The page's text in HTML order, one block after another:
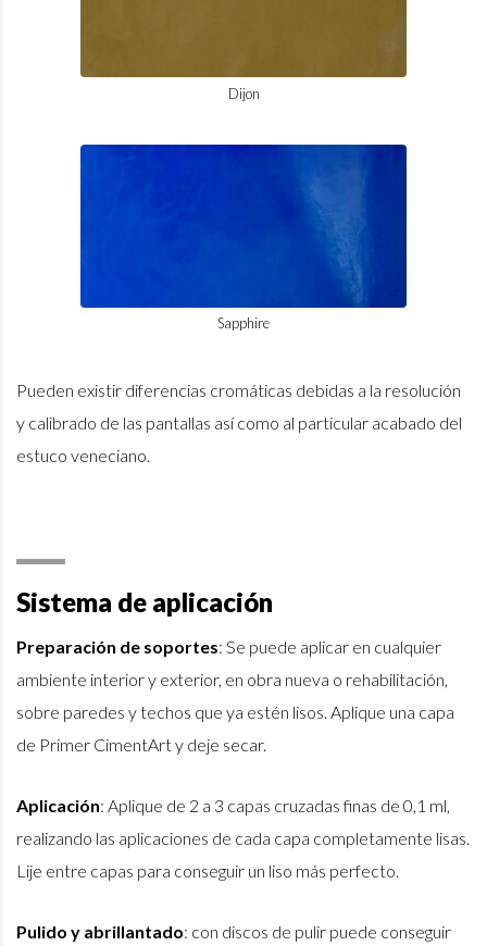
Dijon
Sapphire
Pueden existir diferencias cromáticas debidas a la resolución
y calibrado de las pantallas así como al particular acabado del
estuco veneciano.
Sistema de aplicación
Preparación de soportes: Se puede aplicar en cualquier
ambiente interior y exterior, en obra nueva o rehabilitación,
sobre paredes y techos que ya estén lisos. Aplique una capa
de Primer CimentArt y deje secar.
Aplicación: Aplique de 2 a 3 capas cruzadas finas de 0,1 ml,
realizando las aplicaciones de cada capa completamente lisas.
Lije entre capas para conseguir un liso más perfecto.
Pulido y abrillantado: con discos de pulir puede conseguir